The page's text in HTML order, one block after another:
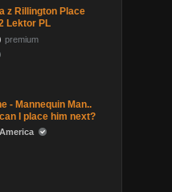
z Rillington Place
Lektor PL
premium
- Mannequin Man..
I place him next?